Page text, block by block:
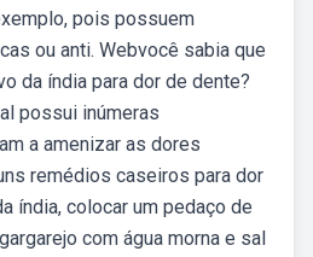
pois possuem
ou anti. Webvocê sabia que
da índia para dor de dente?
possui inúmeras
a amenizar as dores
remédios caseiros para dor
índia, colocar um pedaço de
com água morna e sal